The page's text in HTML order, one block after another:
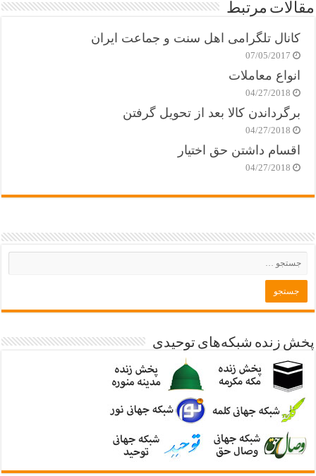
مقالات مرتبط
کانال تلگرامی اهل سنت و جماعت ایران
07/05/2017
انواع معاملات
04/27/2018
برگرداندن کالا بعد از تحویل گرفتن
04/27/2018
اقسام داشتن حق اختیار
04/27/2018
پخش زنده شبکه‌های توحیدی